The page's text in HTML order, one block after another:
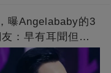
曝Angelababy的3
：早有耳聞但想